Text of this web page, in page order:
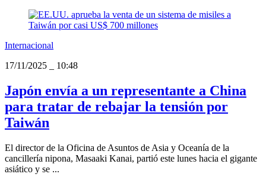
Internacional
17/11/2025
10:48
Japón envía a un representante a China
para tratar de rebajar la tensión por
Taiwán
El director de la Oficina de Asuntos de Asia y Oceanía de la
cancillería nipona, Masaaki Kanai, partió este lunes hacia el gigante
asiático y se ...